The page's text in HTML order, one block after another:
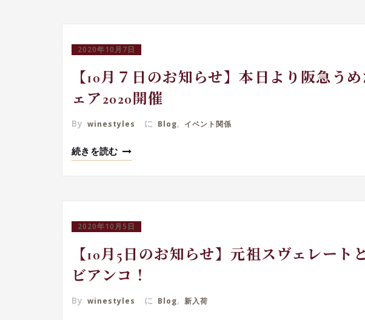
2020年10月7日
【10月７日のお知らせ】本日より阪急う
ェア2020開催
By winestyles に Blog, イベント関係
続きを読む
2020年10月5日
【10月5日のお知らせ】元祖スヴェレート
ビアンコ！
By winestyles に Blog, 新入荷